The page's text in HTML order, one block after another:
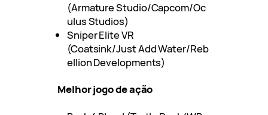
(Armature Studio/Capcom/Oc
ulus Studios)
Sniper Elite VR
(Coatsink/Just Add Water/Reb
ellion Developments)
Melhor jogo de ação